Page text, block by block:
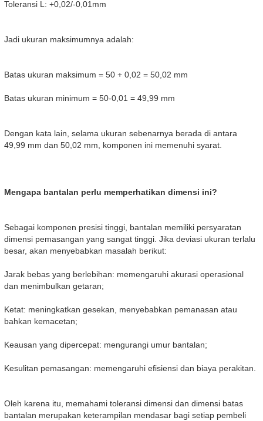
Toleransi L: +0,02/-0,01mm
Jadi ukuran maksimumnya adalah:
Batas ukuran maksimum = 50 + 0,02 = 50,02 mm
Batas ukuran minimum = 50-0,01 = 49,99 mm
Dengan kata lain, selama ukuran sebenarnya berada di antara
49,99 mm dan 50,02 mm, komponen ini memenuhi syarat.
Mengapa bantalan perlu memperhatikan dimensi ini?
Sebagai komponen presisi tinggi, bantalan memiliki persyaratan
dimensi pemasangan yang sangat tinggi. Jika deviasi ukuran terlalu
besar, akan menyebabkan masalah berikut:
Jarak bebas yang berlebihan: memengaruhi akurasi operasional
dan menimbulkan getaran;
Ketat: meningkatkan gesekan, menyebabkan pemanasan atau
bahkan kemacetan;
Keausan yang dipercepat: mengurangi umur bantalan;
Kesulitan pemasangan: memengaruhi efisiensi dan biaya perakitan.
Oleh karena itu, memahami toleransi dimensi dan dimensi batas
bantalan merupakan keterampilan mendasar bagi setiap pembeli